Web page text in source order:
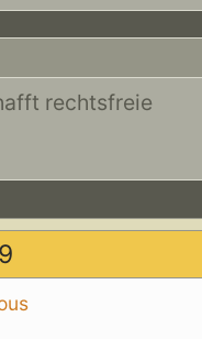
rechtsfreie